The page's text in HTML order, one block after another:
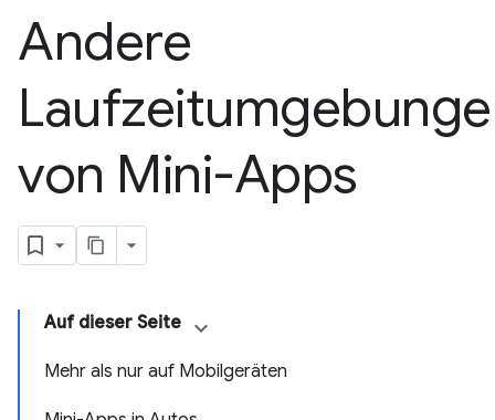
Andere
von Mini-Apps
Auf dieser Seite
Mehr als nur auf Mobilgeräten